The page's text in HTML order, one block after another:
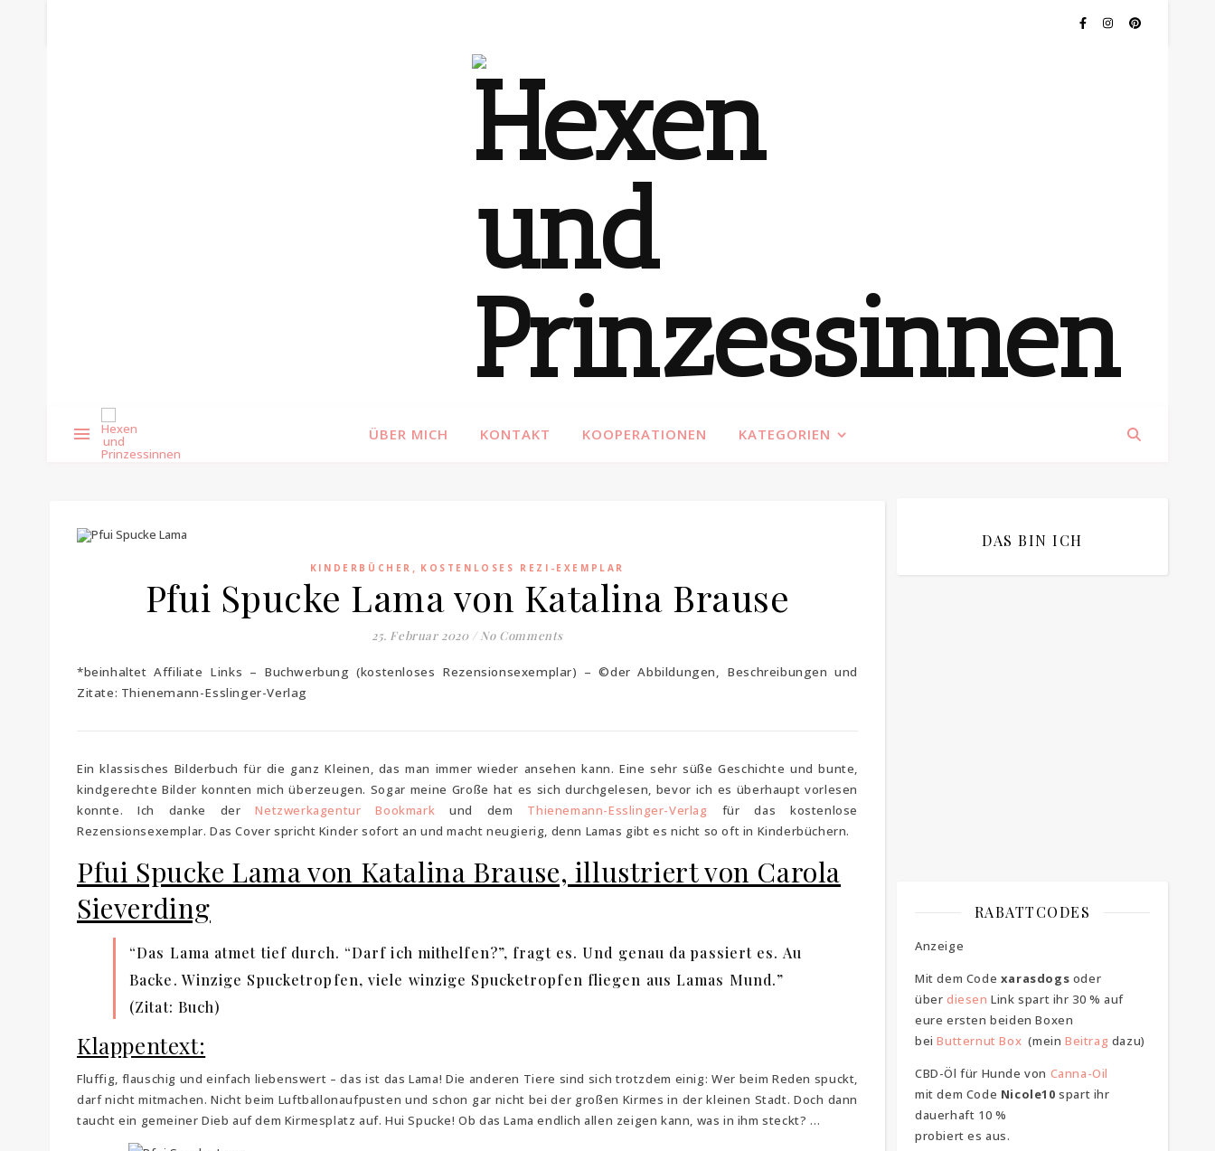
ÜBER MICH KONTAKT KOOPERATIONEN KATEGORIEN
KINDERBÜCHER , KOSTENLOSES REZI-EXEMPLAR
Pfui Spucke Lama von Katalina Brause
25. Februar 2020 / No Comments
*beinhaltet Affiliate Links – Buchwerbung (kostenloses Rezensionsexemplar) – ©der Abbildungen, Beschreibungen und
Zitate: Thienemann-Esslinger-Verlag
Ein klassisches Bilderbuch für die ganz Kleinen, das man immer wieder ansehen kann. Eine sehr süße Geschichte und bunte,
kindgerechte Bilder konnten mich überzeugen. Sogar meine Große hat es sich durchgelesen, bevor ich es überhaupt vorlesen
konnte. Ich danke derNetzwerkagentur Bookmark und dem Thienemann-Esslinger-Verlag für das kostenlose
Rezensionsexemplar. Das Cover spricht Kinder sofort an und macht neugierig, denn Lamas gibt es nicht so oft in Kinderbüchern.
Pfui Spucke Lama von Katalina Brause, illustriert von Carola
Sieverding
“Das Lama atmet tief durch. “Darf ich mithelfen?”, fragt es. Und genau da passiert es. Au
Backe. Winzige Spucketropfen, viele winzige Spucketropfen fliegen aus Lamas Mund.”
(Zitat: Buch)
Klappentext:
Fluffig, flauschig und einfach liebenswert – das ist das Lama! Die anderen Tiere sind sich trotzdem einig: Wer beim Reden spuckt,
darf nicht mitmachen. Nicht beim Luftballonaufpusten und schon gar nicht bei der großen Kirmes in der kleinen Stadt. Doch dann
taucht ein gemeiner Dieb auf dem Kirmesplatz auf. Hui Spucke! Ob das Lama endlich allen zeigen kann, was in ihm steckt? …
DAS BIN ICH
RABATTCODES
Anzeige
Mit dem Code xarasdogs oder
über diesen Link spart ihr 30 % auf
eure ersten beiden Boxen
beiButternut Box (meinBeitrag dazu)
CBD-Öl für Hunde von Canna-Oil
mit dem Code Nicole10 spart ihr
dauerhaft 10 %
probiert es aus.